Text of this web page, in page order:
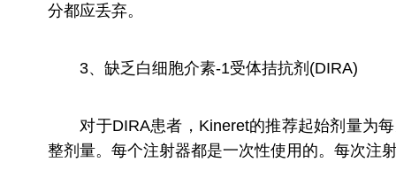
分都应丢弃。
3、缺乏白细胞介素-1受体拮抗剂(DIRA)
对于DIRA患者，Kineret的推荐起始剂量为每
整剂量。每个注射器都是一次性使用的。每次注